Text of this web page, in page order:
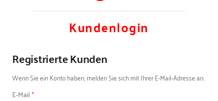
Kundenlogin
Registrierte Kunden
Wenn Sie ein Konto haben, melden Sie sich mit Ihrer E-Mail-Adresse an.
E-Mail